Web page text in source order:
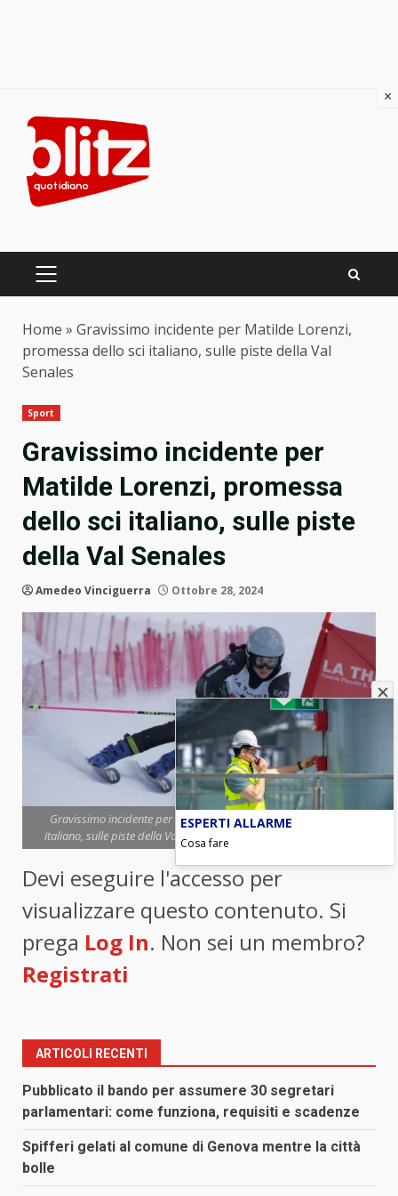
content
PRIMARY
Home » Gravissimo incidente per Matilde Lorenzi,
promessa dello sci italiano, sulle piste della Val
Senales
Sport
Gravissimo incidente per
Matilde Lorenzi, promessa
dello sci italiano, sulle piste
della Val Senales
Amedeo Vinciguerra Ottobre 28, 2024
Gravissimo incidente per Matilde Lorenzi, promessa dello sci
italiano, sulle piste della Val Senales (foto Ansa-Blitzquotidiano)
Devi eseguire l'accesso per
visualizzare questo contenuto. Si
prega Log In. Non sei un membro?
Registrati
ARTICOLI RECENTI
Pubblicato il bando per assumere 30 segretari
parlamentari: come funziona, requisiti e scadenze
Spifferi gelati al comune di Genova mentre la città
bolle
×
ESPERTI ALLARME
Cosa fare